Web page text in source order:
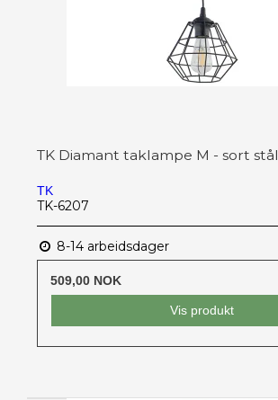
TK Diamant taklampe M - sort stål
TK
TK-6207
8-14 arbeidsdager
509,00 NOK
Vis produkt